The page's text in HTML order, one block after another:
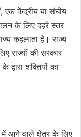
एक केंद्रीय या संघीय
के लिए दहरे स्तर
कहलाता है। राज्य
राज्यों की सरकार
द्वारा शक्तियों का
में आने वाले क्षेत्र के लिए